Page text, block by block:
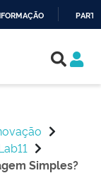
Simples?